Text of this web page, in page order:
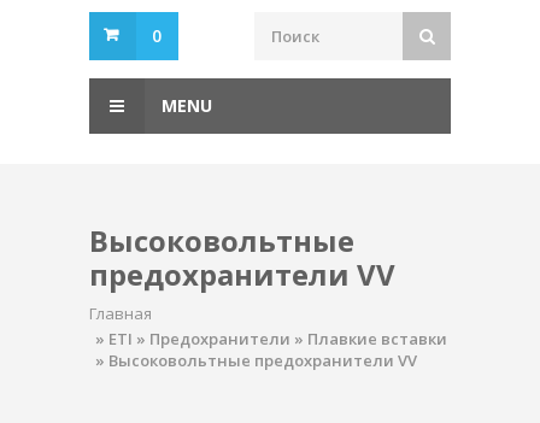
0
MENU
Высоковольтные
предохранители VV
Главная
» ETI » Предохранители » Плавкие вставки
» Высоковольтные предохранители VV